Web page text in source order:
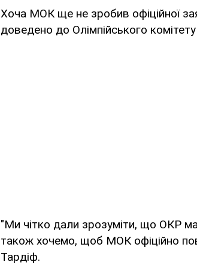
Хоча МОК ще не зробив офіційної
доведено до Олімпійського комітету
"Ми чітко дали зрозуміти, що ОКР
також хочемо, щоб МОК офіційно
Тардіф.